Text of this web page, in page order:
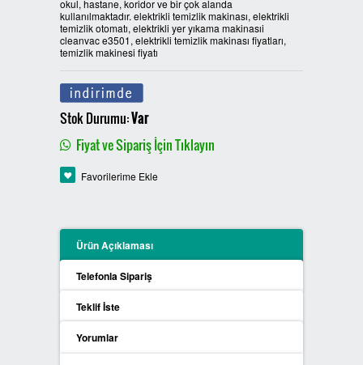
PLASTİK SIFIR ATIK KUTULARI
BOYALI SIFIR ATIK KUTULARI
METAL SIFIR ATIK KUTULARI
ÖZEL ÜRETİM SIFIR ATIK
KUTULARI
PİL ATIK KUTULARI
SIFIR ATIK BİLGİLENDİRME
PANOSU
okul, hastane, koridor ve bir çok alanda
kullanılmaktadır. elektrikli temizlik makinası, elektrikli
temizlik otomatı, elektrikli yer yıkama makinasıi
cleanvac e3501, elektrikli temizlik makinası fiyatları,
temizlik makinesi fiyatı
Stok Durumu:Var
Fiyat ve Sipariş İçin Tıklayın
Favorilerime Ekle
Ürün Açıklaması
Telefonla Sipariş
Teklif İste
Yorumlar